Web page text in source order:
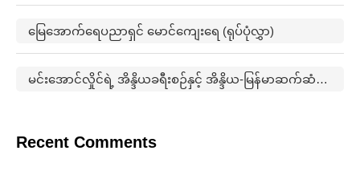
မြေအောက်ရေပညာရှင် မောင်ကျေးရေ (ရုပ်ပုံလွှာ)
မင်းအောင်လှိုင်ရဲ့ အိန္ဒိယခရီးစဉ်နှင့် အိန္ဒိယ-မြန်မာဆက်ဆံရေးနောက်ကွယ်က မဟာဗျူဟာ (အတွေးအမြင်)
Recent Comments